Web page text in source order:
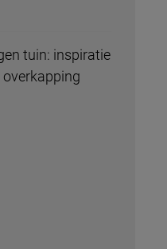
tuin: inspiratie
overkapping